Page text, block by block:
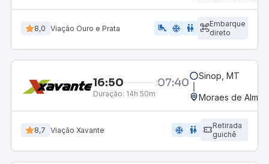
8,0 Viação Ouro e Prata airline_seat_legroom_extra ac_unit WC
Embarque
direto
16:50 07:40
Duração: 14h 50m
Sinop, MT
Moraes de
8,7 Viação Xavante ac_unit wc
Retirada
guichê